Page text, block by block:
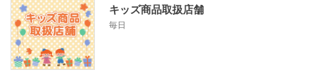
キッズ商品取扱店舗
毎日